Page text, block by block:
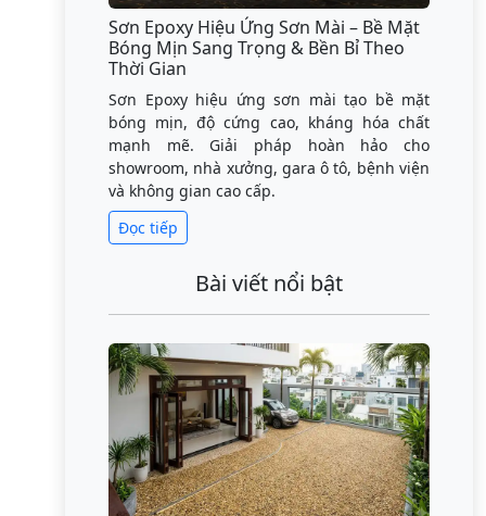
Sơn Epoxy Hiệu Ứng Sơn Mài – Bề Mặt
Bóng Mịn Sang Trọng & Bền Bỉ Theo
Thời Gian
Sơn Epoxy hiệu ứng sơn mài tạo bề mặt
bóng mịn, độ cứng cao, kháng hóa chất
mạnh mẽ. Giải pháp hoàn hảo cho
showroom, nhà xưởng, gara ô tô, bệnh viện
và không gian cao cấp.
Đọc tiếp
Bài viết nổi bật